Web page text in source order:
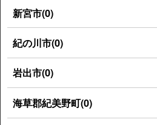
新宮市(0)
紀の川市(0)
岩出市(0)
海草郡紀美野町(0)